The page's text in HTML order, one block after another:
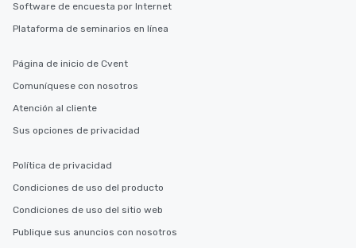
Software de encuesta por Internet
Plataforma de seminarios en línea
Página de inicio de Cvent
Comuníquese con nosotros
Atención al cliente
Sus opciones de privacidad
Política de privacidad
Condiciones de uso del producto
Condiciones de uso del sitio web
Publique sus anuncios con nosotros